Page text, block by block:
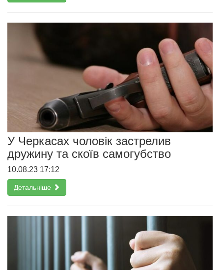
У Черкасах чоловік застрелив
дружину та скоїв самогубство
10.08.23 17:12
Детальніше